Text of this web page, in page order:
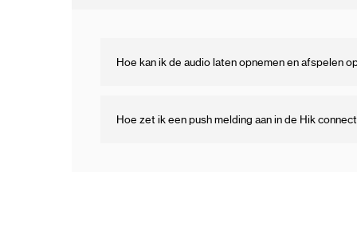
Hoe kan ik de audio laten opnemen en afspelen
Hoe zet ik een push melding aan in de Hik